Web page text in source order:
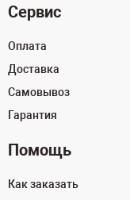
Сервис
Оплата
Доставка
Самовывоз
Гарантия
Помощь
Как заказать